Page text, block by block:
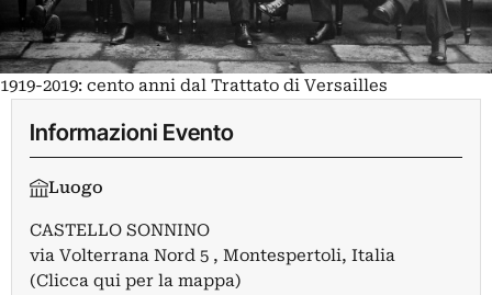
1919-2019: cento anni dal Trattato di Versailles
Informazioni Evento
Luogo
CASTELLO SONNINO
via Volterrana Nord 5 , Montespertoli, Italia
(Clicca qui per la mappa)